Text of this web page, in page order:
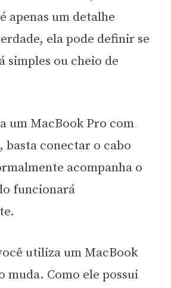
apenas um detalhe
ela pode definir se
simples ou cheio de
um MacBook Pro com
conectar o cabo
acompanha o
funcionará
utiliza um MacBook
muda. Como ele possui